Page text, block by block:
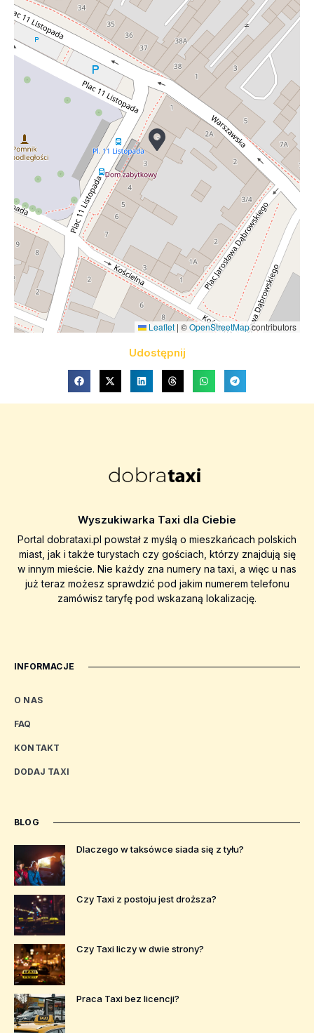
Leaflet | ©OpenStreetMapcontributors
Udostępnij
Wyszukiwarka Taxi dla Ciebie
Portal dobrataxi.pl powstał z myślą o mieszkańcach polskich
miast, jak i także turystach czy gościach, którzy znajdują się
w innym mieście. Nie każdy zna numery na taxi, a więc u nas
już teraz możesz sprawdzić pod jakim numerem telefonu
zamówisz taryfę pod wskazaną lokalizację.
INFORMACJE
O NAS
FAQ
KONTAKT
DODAJ TAXI
BLOG
Dlaczego w taksówce siada się z tyłu?
Czy Taxi z postoju jest droższa?
Czy Taxi liczy w dwie strony?
Praca Taxi bez licencji?